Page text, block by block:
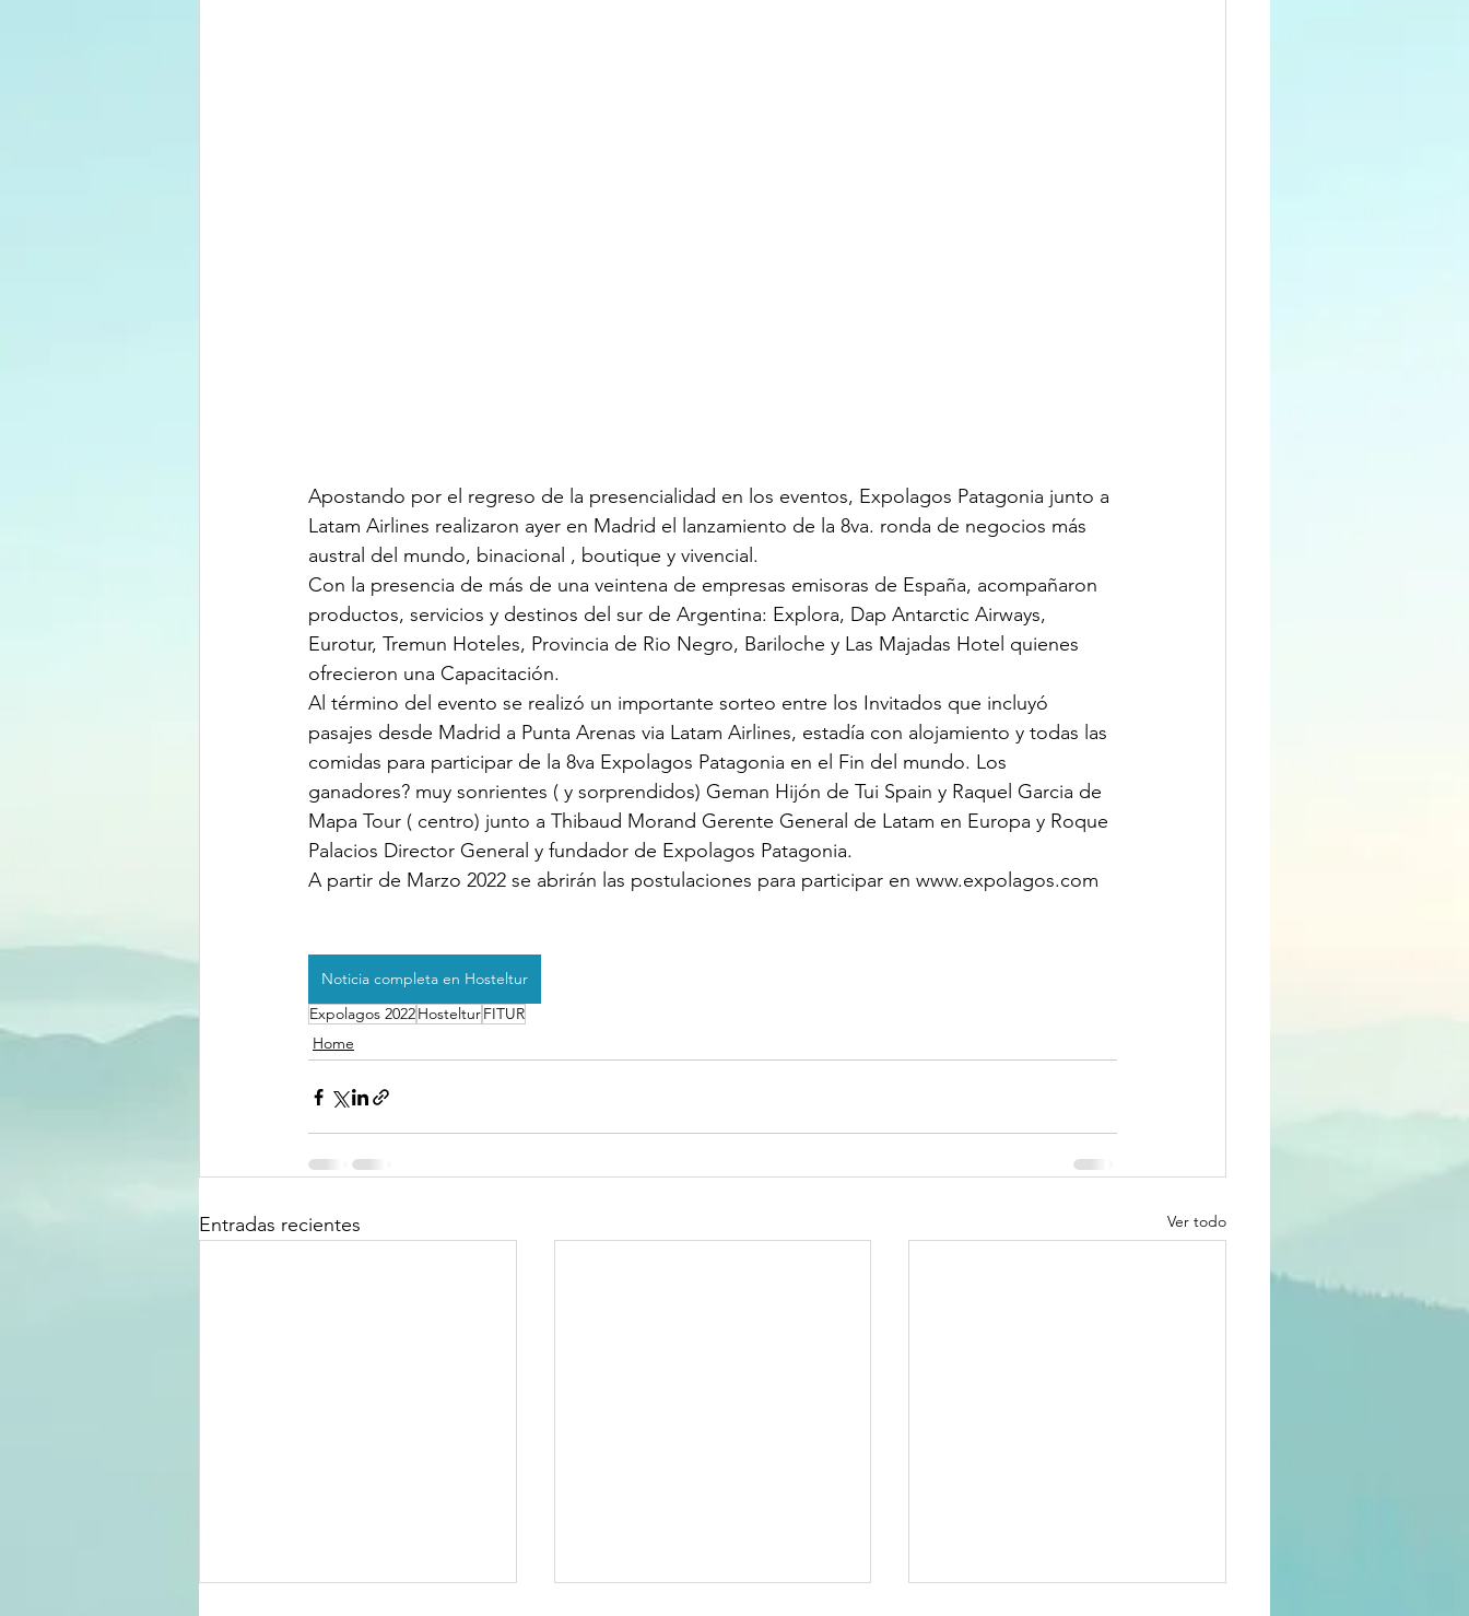
Apostando por el regreso de la presencialidad en los eventos, Expolagos Patagonia junto a
Latam Airlines realizaron ayer en Madrid el lanzamiento de la 8va. ronda de negocios más
austral del mundo, binacional , boutique y vivencial.
Con la presencia de más de una veintena de empresas emisoras de España, acompañaron
productos, servicios y destinos del sur de Argentina: Explora, Dap Antarctic Airways,
Eurotur, Tremun Hoteles, Provincia de Rio Negro, Bariloche y Las Majadas Hotel quienes
ofrecieron una Capacitación.
Al término del evento se realizó un importante sorteo entre los Invitados que incluyó
pasajes desde Madrid a Punta Arenas via Latam Airlines, estadía con alojamiento y todas las
comidas para participar de la 8va Expolagos Patagonia en el Fin del mundo. Los
ganadores? muy sonrientes ( y sorprendidos) Geman Hijón de Tui Spain y Raquel Garcia de
Mapa Tour ( centro) junto a Thibaud Morand Gerente General de Latam en Europa y Roque
Palacios Director General y fundador de Expolagos Patagonia.
A partir de Marzo 2022 se abrirán las postulaciones para participar en www.expolagos.com
Noticia completa en Hosteltur
Expolagos 2022HostelturFITUR
Home
Entradas recientes Ver todo